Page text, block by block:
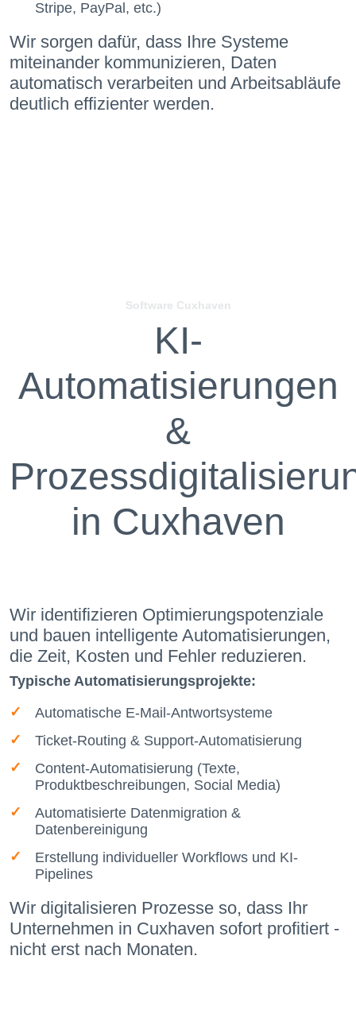
Stripe, PayPal, etc.)
Wir sorgen dafür, dass Ihre Systeme
miteinander kommunizieren, Daten
automatisch verarbeiten und Arbeitsabläufe
deutlich effizienter werden.
Software Cuxhaven
KI-
Automatisierungen
&
in Cuxhaven
Wir identifizieren Optimierungspotenziale
und bauen intelligente Automatisierungen,
die Zeit, Kosten und Fehler reduzieren.
Typische Automatisierungsprojekte:
Automatische E-Mail-Antwortsysteme
Ticket-Routing & Support-Automatisierung
Content-Automatisierung (Texte,
Produktbeschreibungen, Social Media)
Automatisierte Datenmigration &
Datenbereinigung
Erstellung individueller Workflows und KI-
Pipelines
Wir digitalisieren Prozesse so, dass Ihr
Unternehmen in Cuxhaven sofort profitiert -
nicht erst nach Monaten.